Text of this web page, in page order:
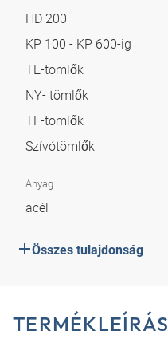
HD 200
KP 100 - KP 600-ig
TE-tömlők
NY- tömlők
TF-tömlők
Szívótömlők
Anyag
acél
Összes tulajdonság
TERMÉKLEÍRÁS